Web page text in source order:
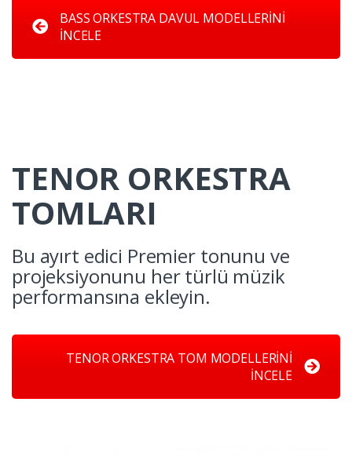
BASS ORKESTRA DAVUL MODELLERİNİ
İNCELE
TENOR ORKESTRA
TOMLARI
Bu ayırt edici Premier tonunu ve
projeksiyonunu her türlü müzik
performansına ekleyin.
TENOR ORKESTRA TOM MODELLERİNİ
İNCELE